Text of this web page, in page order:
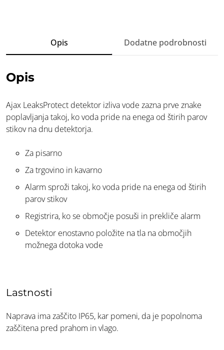
Opis Dodatne podrobnosti
Opis
Ajax LeaksProtect detektor izliva vode zazna prve znake
poplavljanja takoj, ko voda pride na enega od štirih parov
stikov na dnu detektorja.
Za pisarno
Za trgovino in kavarno
Alarm sproži takoj, ko voda pride na enega od štirih
parov stikov
Registrira, ko se območje posuši in prekliče alarm
Detektor enostavno položite na tla na območjih
možnega dotoka vode
Lastnosti
Naprava ima zaščito IP65, kar pomeni, da je popolnoma
zaščitena pred prahom in vlago.